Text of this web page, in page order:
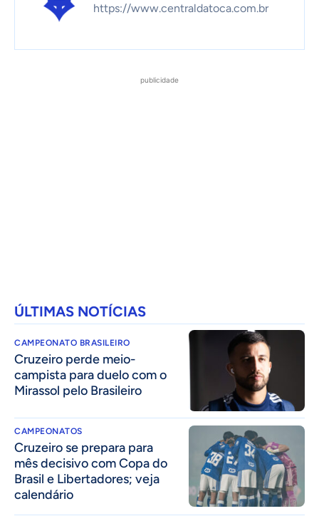
https://www.centraldatoca.com.br
publicidade
ÚLTIMAS NOTÍCIAS
CAMPEONATO BRASILEIRO
Cruzeiro perde meio-
campista para duelo com o
Mirassol pelo Brasileiro
CAMPEONATOS
Cruzeiro se prepara para
mês decisivo com Copa do
Brasil e Libertadores; veja
calendário